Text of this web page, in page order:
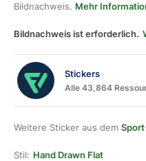
Bildnachweis. Mehr
Bildnachweis ist erforderlich.
Stickers
Alle 43,864
Weitere Sticker aus dem Sport
Stil: Hand Drawn Flat